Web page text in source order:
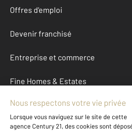
Offres d'emploi
Devenir franchisé
Entreprise et commerce
Fine Homes & Estates
À propos
International